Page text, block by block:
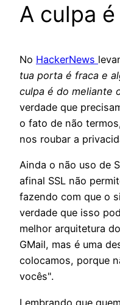
A culpa
No HackerNews
tua porta é fraca e
culpa é do meliante
verdade que
o fato de não
nos roubar a
Ainda o não uso de
afinal SSL não
fazendo com que o
verdade que isso
melhor arquitetura
GMail, mas é uma
colocamos, porque
vocês".
Lembrando que